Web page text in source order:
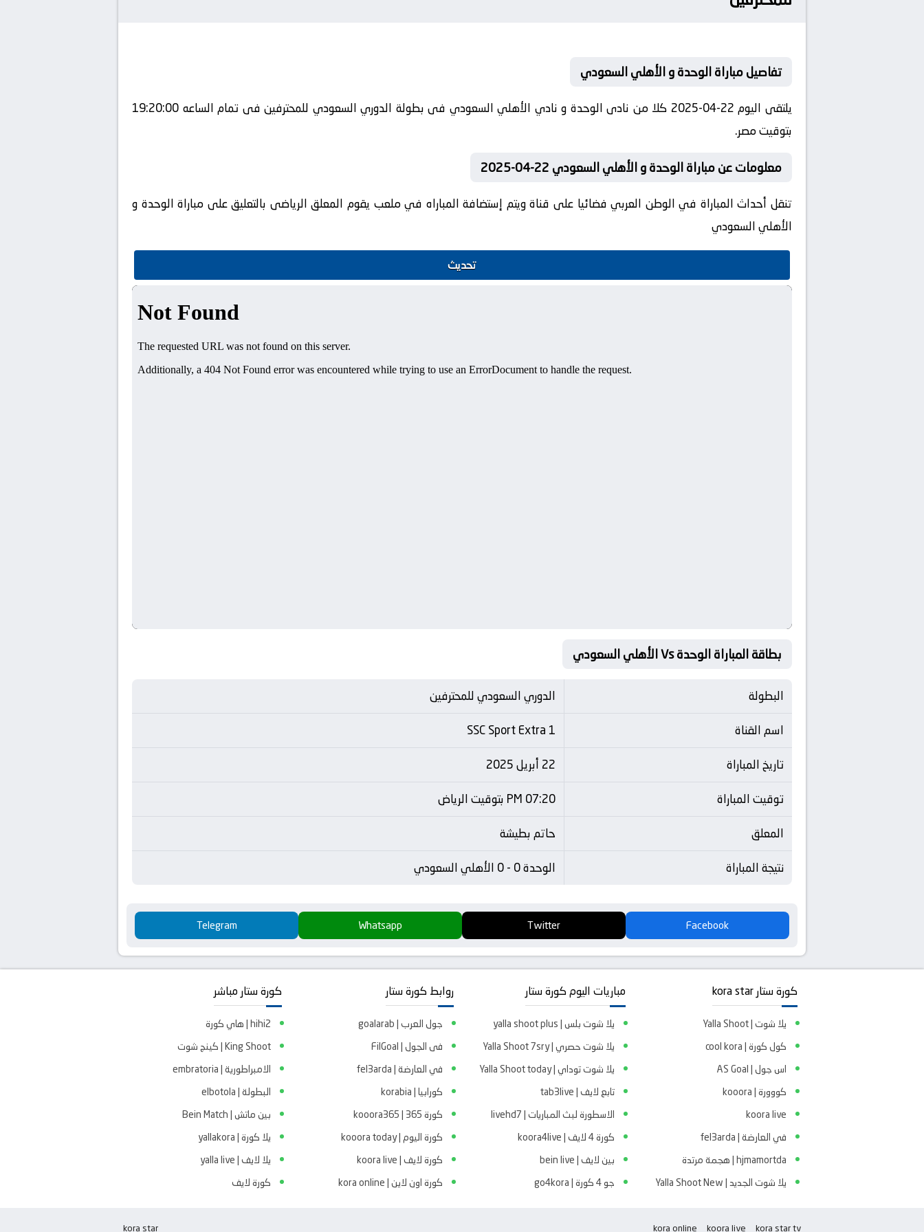
تفاصيل مباراة الوحدة و الأهلي السعودي
يلتقى اليوم 22-04-2025 كلا من نادى الوحدة و نادي الأهلي السعودي فى بطولة الدوري السعودي للمحترفين فى تمام الساعه 19:20:00
بتوقيت مصر.
معلومات عن مباراة الوحدة و الأهلي السعودي 22-04-2025
تنقل أحداث المباراة في الوطن العربي فضائيا على قناة ويتم إستضافة المباراه في ملعب يقوم المعلق الرياضى بالتعليق على مباراة الوحدة و
الأهلي السعودي
تحديث
بطاقة المباراة الوحدة Vs الأهلي السعودي
البطولة
الدوري السعودي للمحترفين
اسم القناة
SSC Sport Extra 1
تاريخ المباراة
22 أبريل 2025
توقيت المباراة
07:20 PM بتوقيت الرياض
المعلق
حاتم بطيشة
نتيجة المباراة
الوحدة 0 - 0 الأهلي السعودي
Facebook
Twitter
Whatsapp
Telegram
كورة ستار kora star
يلا شوت | Yalla Shoot
كول كورة | cool kora
اس جول | AS Goal
كووورة | kooora
koora live
في العارضة | fel3arda
hjmamortda | هجمة مرتدة
يلا شوت الجديد | Yalla Shoot New
مباريات اليوم كورة ستار
يلا شوت بلس | yalla shoot plus
يلا شوت حصري | Yalla Shoot 7sry
يلا شوت توداي | Yalla Shoot today
تابع لايف | tab3live
الاسطورة لبث المباريات | livehd7
كورة 4 لايف | koora4live
بين لايف | bein live
جو 4 كورة | go4kora
روابط كورة ستار
جول العرب | goalarab
فى الجول | FilGoal
في العارضة | fel3arda
كورابيا | korabia
كورة 365 | kooora365
كورة اليوم | kooora today
كورة لايف | koora live
كورة اون لاين | kora online
كورة ستار مباشر
hihi2 | هاي كورة
King Shoot | كينج شوت
الامبراطورية | embratoria
البطولة | elbotola
بين ماتش | Bein Match
يلا كورة | yallakora
يلا لايف | yalla live
كورة لايف
kora star tv
koora live
kora online
kora star